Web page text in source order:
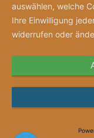
auswählen, welche
Ihre Einwilligung
widerrufen oder